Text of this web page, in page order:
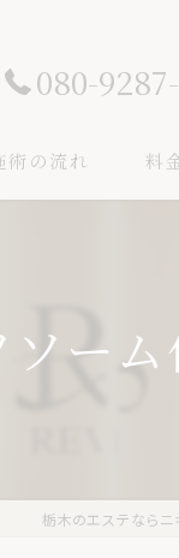
080-
術の流れ 料
ーム
栃木のエステなら